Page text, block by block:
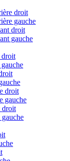
droit
gauche
droit
gauche
droit
droit
gauche
droit